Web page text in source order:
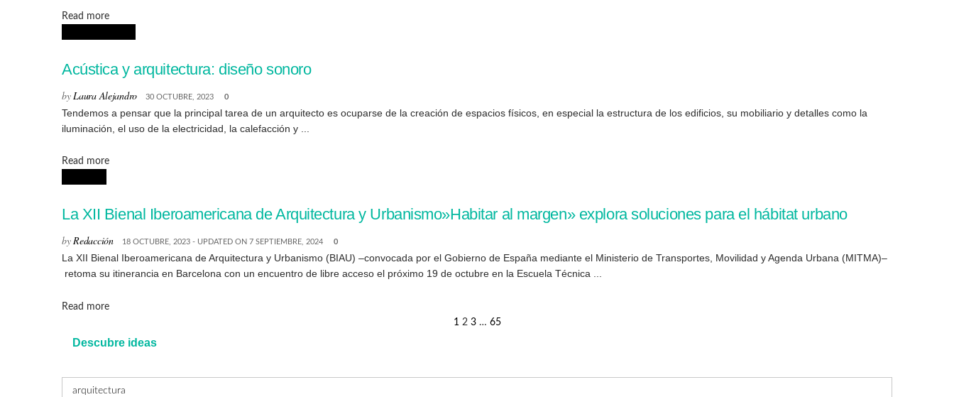
Read moreDetails
Acústica y arquitectura: diseño sonoro
by Laura Alejandro 30 OCTUBRE, 2023 0
Tendemos a pensar que la principal tarea de un arquitecto es ocuparse de la creación de espacios físicos, en especial la estructura de los edificios, su mobiliario y detalles como la
iluminación, el uso de la electricidad, la calefacción y ...
Read moreDetails
La XII Bienal Iberoamericana de Arquitectura y Urbanismo»Habitar al margen» explora soluciones para el hábitat urbano
byRedacción 18 OCTUBRE, 2023 - UPDATED ON 7 SEPTIEMBRE, 2024 0
La XII Bienal Iberoamericana de Arquitectura y Urbanismo (BIAU) –convocada por el Gobierno de España mediante el Ministerio de Transportes, Movilidad y Agenda Urbana (MITMA)–
retoma su itinerancia en Barcelona con un encuentro de libre acceso el próximo 19 de octubre en la Escuela Técnica ...
Read moreDetails
1
2 3 … 65
Descubre ideas